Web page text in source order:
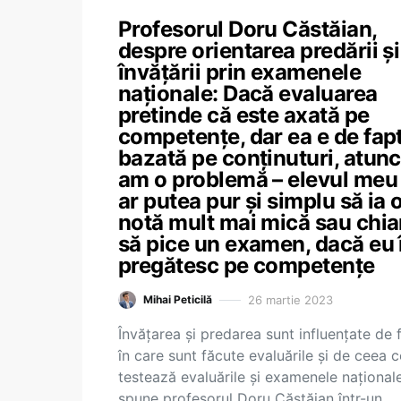
Profesorul Doru Căstăian,
despre orientarea predării și
învățării prin examenele
naționale: Dacă evaluarea
pretinde că este axată pe
competențe, dar ea e de
bazată pe conținuturi,
am o problemă – elevul
ar putea pur și simplu să ia
notă mult mai mică sau
să pice un examen, dacă eu
pregătesc pe competențe
Mihai Peticilă 26 martie 2023
Învățarea și predarea sunt influențate de
în care sunt făcute evaluările și de ceea
testează evaluările și examenele